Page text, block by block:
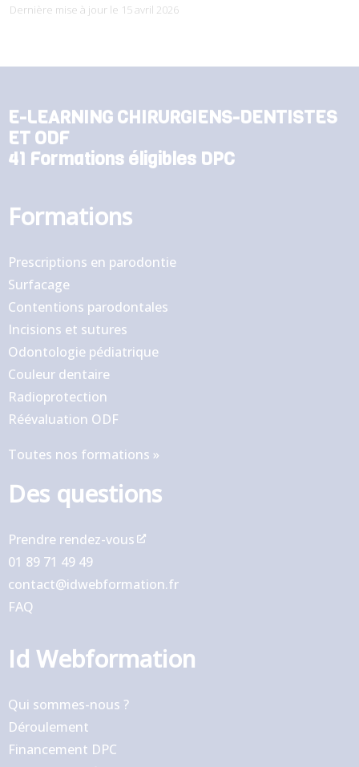
Dernière mise à jour le 15 avril 2026
E-LEARNING CHIRURGIENS-DENTISTES
ET ODF
41 Formations éligibles DPC
Formations
Prescriptions en parodontie
Surfacage
Contentions parodontales
Incisions et sutures
Odontologie pédiatrique
Couleur dentaire
Radioprotection
Réévaluation ODF
Toutes nos formations »
Des questions
Prendre rendez-vous
01 89 71 49 49
contact@idwebformation.fr
FAQ
Id Webformation
Qui sommes-nous ?
Déroulement
Financement DPC